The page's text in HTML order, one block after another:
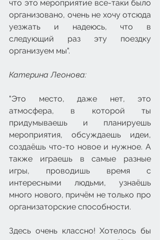
что это мероприятие все-таки было
организовано, очень не хочу отсюда
уезжать и надеюсь, что в
следующий раз эту поездку
организуем мы".
Катерина Леонова:
"Это место, даже нет, это
атмосфера, в которой ты
придумываешь и планируешь
мероприятия, обсуждаешь идеи,
создаёшь что-то новое и нужное. А
также играешь в самые разные
игры, проводишь время с
интересными людьми, узнаёшь
много нового, причём не только про
организаторские способности.
Здесь очень классно! Хотелось бы